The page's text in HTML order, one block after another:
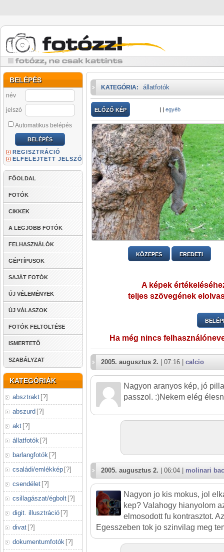
BELÉPÉS
név
jelszó
Automatikus belépés
REGISZTRÁCIÓ
ELFELEJTETT JELSZÓ
FŐOLDAL
FOTÓK
CIKKEK
A LEGJOBB FOTÓK
FELHASZNÁLÓK
GÉPTÍPUSOK
SAJÁT FOTÓK
ÚJ VÉLEMÉNYEK
ÚJ VÁLASZOK
FOTÓK FELTÖLTÉSE
ISMERTETŐ
SZABÁLYZAT
KATEGÓRIÁK
absztrakt [?]
abszurd [?]
akt [?]
állatfotók [?]
barlangfotók [?]
családi/emlékkép [?]
csendélet [?]
csillagászat/égbolt [?]
digit. illusztráció [?]
divat [?]
dokumentumfotók [?]
KATEGÓRIA: állatfotók
ELŐZŐ KÉP | | egyéb
KÖZEPES EREDETI
A képek
teljes szövegének
Ha még nincs
2005. augusztus 2. | 07:16 | calcio
Nagyon aranyos kép, jó
passzol. :)Nekem elég
2005. augusztus 2. | 06:04 | molinari
Nagyon jo kis mokus, jol
kep? Valahogy hianyolom
elmosodott fu kontrasztot.
Egesszeben tok jo szinvilag meg